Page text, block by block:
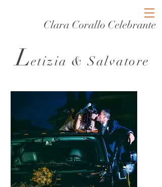
Clara Corallo Celebrante
Letizia & Salvatore